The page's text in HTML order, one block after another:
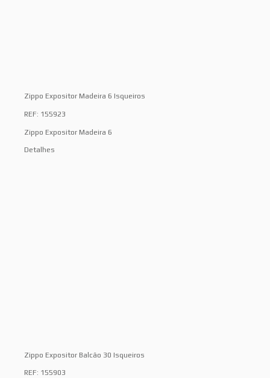
Zippo Expositor Madeira 6 Isqueiros
REF: 155923
Zippo Expositor Madeira 6
Detalhes
Zippo Expositor Balcão 30 Isqueiros
REF: 155903